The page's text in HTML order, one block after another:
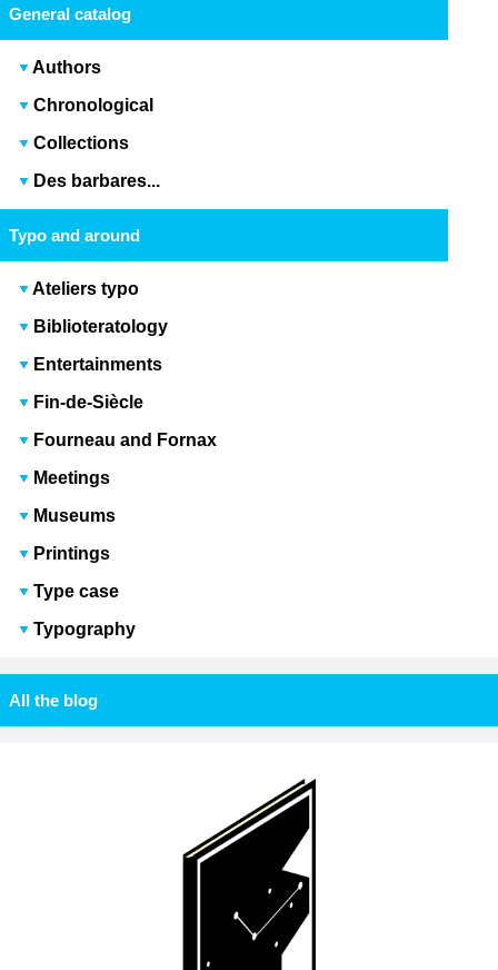
General catalog
Authors
Chronological
Collections
Des barbares...
Typo and around
Ateliers typo
Biblioteratology
Entertainments
Fin-de-Siècle
Fourneau and Fornax
Meetings
Museums
Printings
Type case
Typography
All the blog